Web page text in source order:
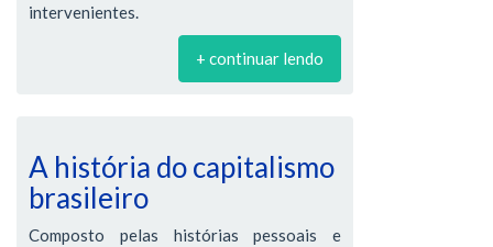
intervenientes.
+ continuar lendo
A história do capitalismo
brasileiro
Composto pelas histórias pessoais e